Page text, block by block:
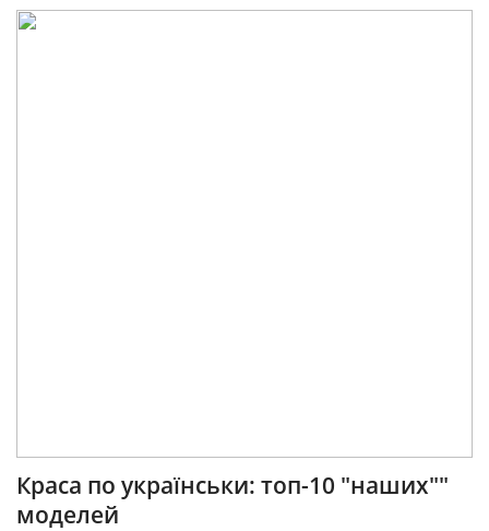
Краса по українськи: топ-10 "наших""
моделей